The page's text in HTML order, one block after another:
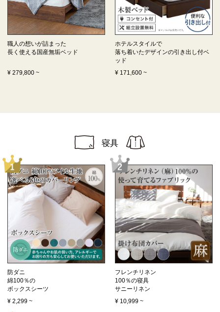
職人の想いが詰まった
長く使える 国産無垢ベッド
¥ 279,800 ~
ホテルスタイルで
落ち着いたデザインの引き出し付ベ
ッド
¥ 171,600 ~
寝具
防ダニ
綿100％の
ボックスシーツ
¥ 2,299 ~
フレンチリネン
100％の寝具
サニーリネン
¥ 10,999 ~